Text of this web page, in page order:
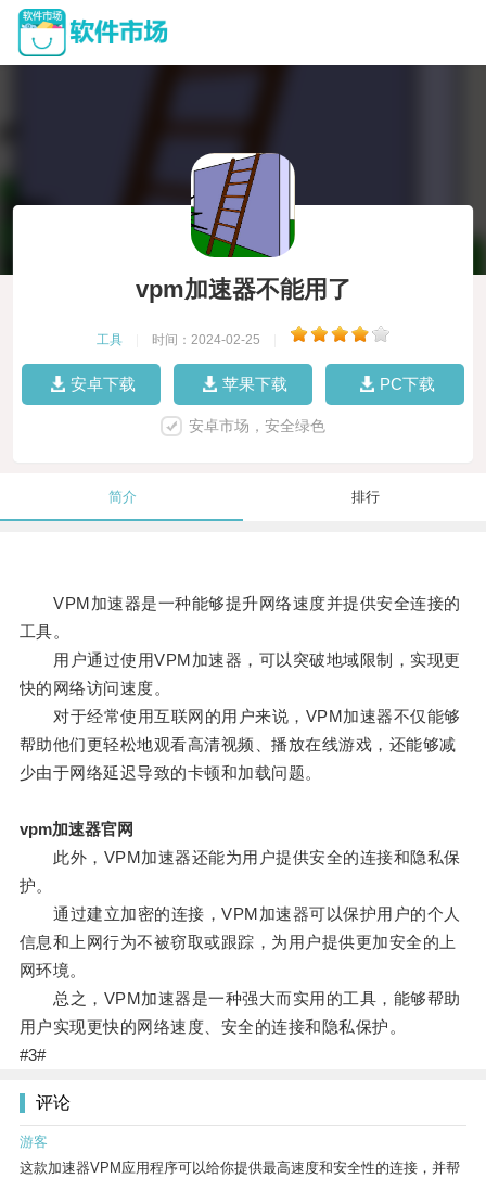
vpm加速器不能用了
工具 时间：2024-02-25
安卓下载 苹果下载 PC下载
安卓市场，安全绿色
简介 排行
VPM加速器是一种能够提升网络速度并提供安全连接的
工具。
用户通过使用VPM加速器，可以突破地域限制，实现更
快的网络访问速度。
对于经常使用互联网的用户来说，VPM加速器不仅能够
帮助他们更轻松地观看高清视频、播放在线游戏，还能够减
少由于网络延迟导致的卡顿和加载问题。
vpm加速器官网
此外，VPM加速器还能为用户提供安全的连接和隐私保
护。
通过建立加密的连接，VPM加速器可以保护用户的个人
信息和上网行为不被窃取或跟踪，为用户提供更加安全的上
网环境。
总之，VPM加速器是一种强大而实用的工具，能够帮助
用户实现更快的网络速度、安全的连接和隐私保护。
#3#
评论
游客
这款加速器VPM应用程序可以给你提供最高速度和安全性的连接，并帮